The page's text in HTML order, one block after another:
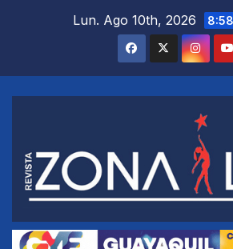
Lun. Ago 10th, 2026